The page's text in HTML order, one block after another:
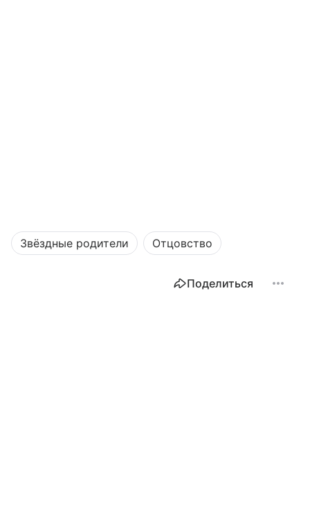
Звёздные родители Отцовство
Поделиться